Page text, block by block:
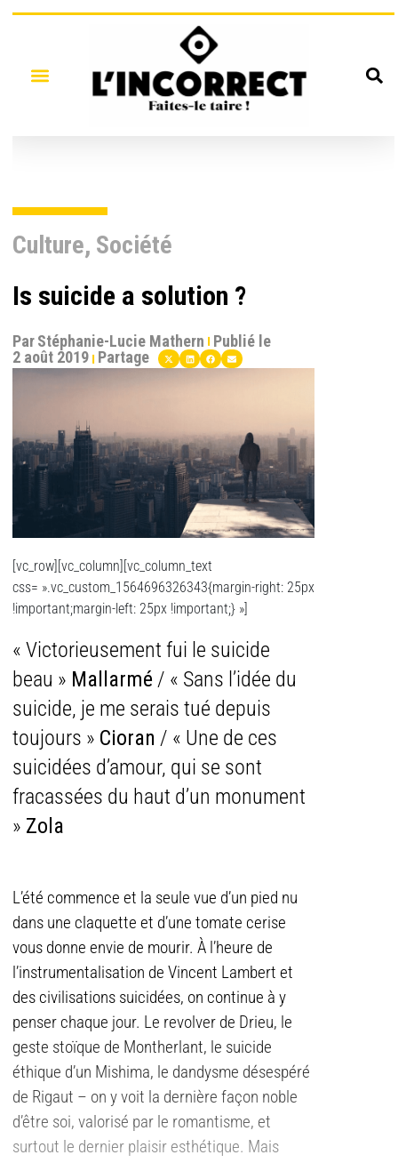
Culture, Société
Is suicide a solution ?
ParStéphanie-Lucie Mathern Publié le
2 août 2019 Partage
[vc_row][vc_column][vc_column_text
css= ».vc_custom_1564696326343{margin-right: 25px
!important;margin-left: 25px !important;} »]
« Victorieusement fui le suicide
beau » Mallarmé / « Sans l’idée du
suicide, je me serais tué depuis
toujours » Cioran / « Une de ces
suicidées d’amour, qui se sont
fracassées du haut d’un monument
» Zola
L’été commence et la seule vue d’un pied nu
dans une claquette et d’une tomate cerise
vous donne envie de mourir. À l’heure de
l’instrumentalisation de Vincent Lambert et
des civilisations suicidées, on continue à y
penser chaque jour. Le revolver de Drieu, le
geste stoïque de Montherlant, le suicide
éthique d’un Mishima, le dandysme désespéré
de Rigaut – on y voit la dernière façon noble
d’être soi, valorisé par le romantisme, et
surtout le dernier plaisir esthétique. Mais